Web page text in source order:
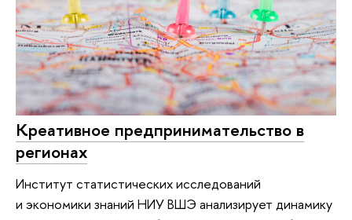
Креативное предпринимательство в
регионах
Институт статистических исследований
и экономики знаний НИУ ВШЭ анализирует динамику